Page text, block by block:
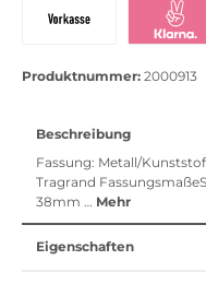
Produktnummer: 2000913
Beschreibung
Fassung: Metall/
Tragrand
38mm … Mehr
Eigenschaften